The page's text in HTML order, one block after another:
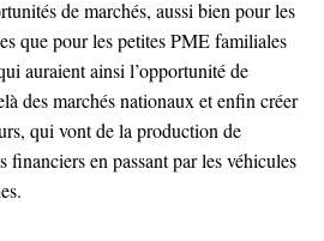
de marchés, aussi bien pour les
que pour les petites PME familiales
auraient ainsi l’opportunité de
des marchés nationaux et enfin créer
qui vont de la production de
financiers en passant par les véhicules